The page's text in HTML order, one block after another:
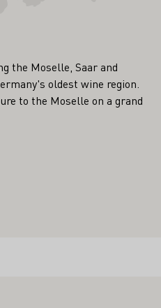
the Moselle, Saar and
oldest wine region.
to the Moselle on a grand